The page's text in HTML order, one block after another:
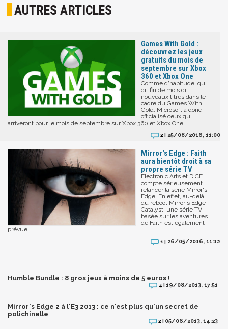
AUTRES ARTICLES
Games With Gold :
découvrez les jeux
gratuits du mois de
septembre sur Xbox
360 et Xbox One
Comme d'habitude, qui
dit fin de mois dit
nouveaux titres dans le
cadre du Games With
Gold. Microsoft a donc
officialisé ceux qui
arriveront pour le mois de septembre sur Xbox 360 et Xbox One.
2 | 25/08/2016, 11:00
Mirror's Edge : Faith
aura bientôt droit à sa
propre série TV
Electronic Arts et DICE
compte sérieusement
relancer la série Mirror's
Edge. En effet, au-delà
du reboot Mirror's Edge :
Catalyst, une série TV
basée sur les aventures
de Faith est également
prévue.
1 | 26/05/2016, 11:12
Humble Bundle : 8 gros jeux à moins de 5 euros !
4 |19/08/2013, 17:51
Mirror's Edge 2 à l'E3 2013 : ce n'est plus qu'un secret de
polichinelle
2 | 05/06/2013, 14:23